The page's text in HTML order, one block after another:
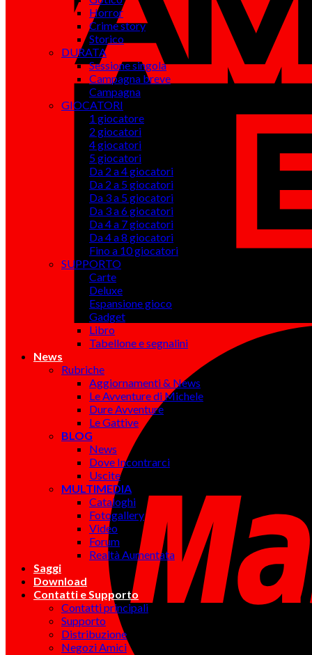
Horror
Crime story
Storico
DURATA
Sessione singola
Campagna breve
Campagna
GIOCATORI
1 giocatore
2 giocatori
4 giocatori
5 giocatori
Da 2 a 4 giocatori
Da 2 a 5 giocatori
Da 3 a 5 giocatori
Da 3 a 6 giocatori
Da 4 a 7 giocatori
Da 4 a 8 giocatori
Fino a 10 giocatori
SUPPORTO
Carte
Deluxe
Espansione gioco
Gadget
Libro
Tabellone e segnalini
News
Rubriche
Aggiornamenti & News
Le Avventure di Michele
Dure Avventure
Le Gattive
BLOG
News
Dove Incontrarci
Uscite
MULTIMEDIA
Cataloghi
Fotogallery
Video
Forum
Realtà Aumentata
Saggi
Download
Contatti e Supporto
Contatti principali
Supporto
Distribuzione
Negozi Amici